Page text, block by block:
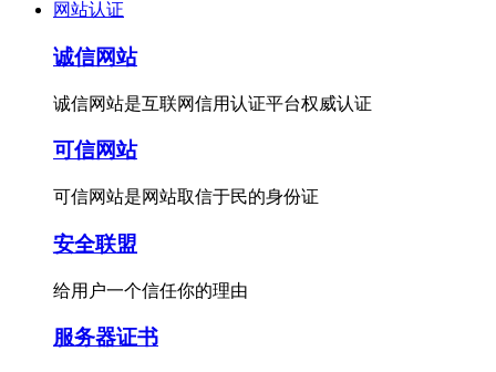
网站认证
诚信网站
诚信网站是互联网信用认证平台权威认证
可信网站
可信网站是网站取信于民的身份证
安全联盟
给用户一个信任你的理由
服务器证书